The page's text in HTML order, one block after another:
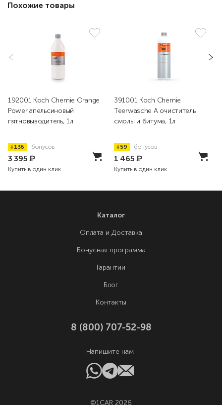
Похожие товары
192001 Koch Chemie Orange
Power апельсиновый
пятновыводитель, 1л
+136 бонусов
3 395₽
Купить в один клик
391001 Koch Chemie
Teerwasche A очиститель
смолы и битума, 1л
+59 бонусов
1 465₽
Купить в один клик
Каталог
Оплата и Доставка
Бонусная программа
Гарантии
Блог
Контакты
8 (800) 707-52-98
Напишите нам
©1CAR 2026